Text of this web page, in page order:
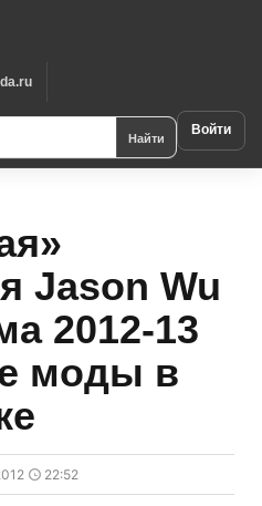
Найти Войти
Jason Wu
2012-13
моды в
22:52